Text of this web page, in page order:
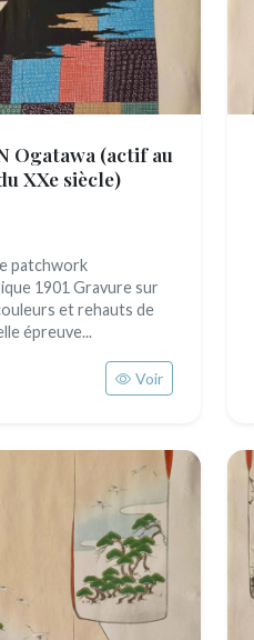
Ogatawa (actif au
XXe siècle)
patchwork
1901 Gravure sur
et rehauts de
épreuve...
Voir